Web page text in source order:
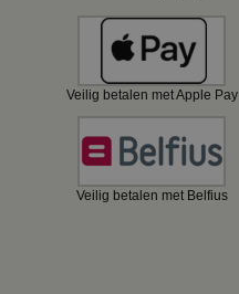
Veilig betalen met Apple Pay
Veilig betalen met Belfius